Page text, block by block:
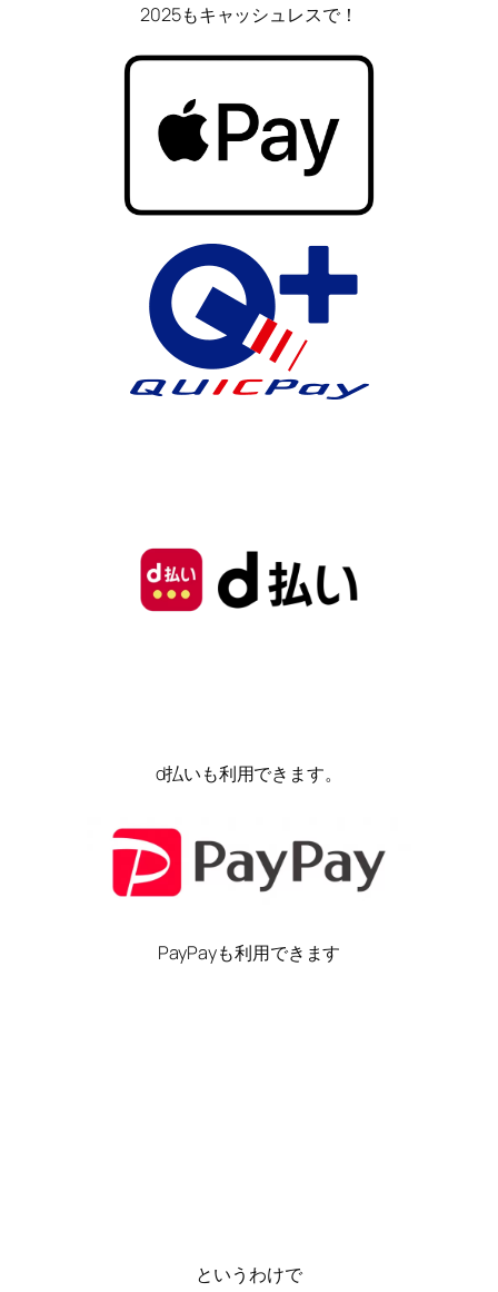
2025もキャッシュレスで！
d払いも利用できます。
PayPayも利用できます
というわけで